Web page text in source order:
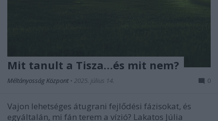
Mit tanult a Tisza…és mit nem?
Méltányosság Központ • 2025. július 14. 0
Vajon lehetséges átugrani fejlődési fázisokat, és
egyáltalán, mi fán terem a vízió? Lakatos Júlia